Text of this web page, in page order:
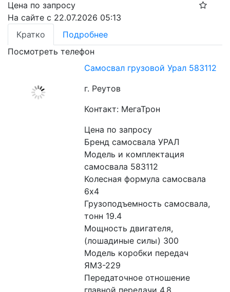
Цена по запросу
На сайте с 22.07.2026 05:13
Кратко
Подробнее
Посмотреть телефон
Самосвал грузовой Урал 583112
г. Реутов
Контакт: МегаТрон
Цена по запросу
Бренд самосвала УРАЛ
Модель и комплектация
самосвала 583112
Колесная формула самосвала
6x4
Грузоподъемность самосвала,
тонн 19.4
Мощность двигателя,
(лошадиные силы) 300
Модель коробки передач
ЯМЗ-229
Передаточное отношение
главной передачи 4.8